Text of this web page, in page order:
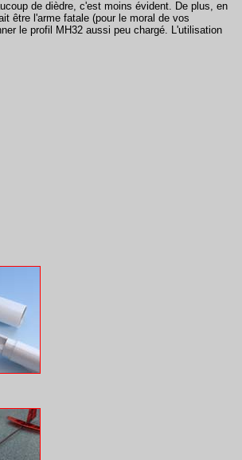
de dièdre, c'est moins évident. De plus, en
être l'arme fatale (pour le moral de vos
le profil MH32 aussi peu chargé. L'utilisation